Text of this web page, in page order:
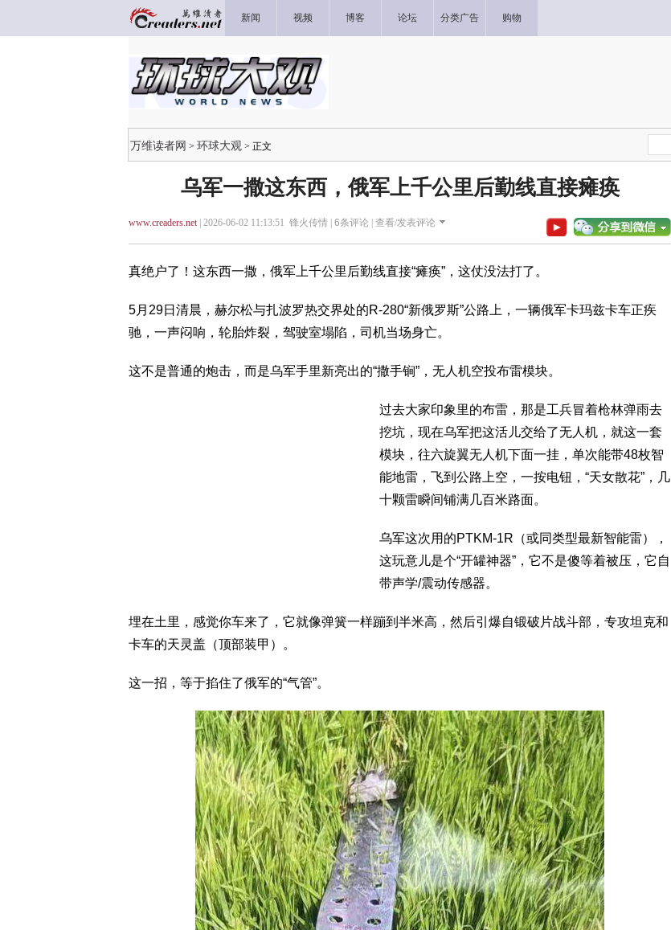
新闻 视频 博客 论坛 分类广告 购物
万维读者网 > 环球大观 > 正文
乌军一撒这东西，俄军上千公里后勤线直接瘫痪
www.creaders.net| 2026-06-02 11:13:51 锋火传情 | 6条评论 | 查看/发表评论
真绝户了！这东西一撒，俄军上千公里后勤线直接“瘫痪”，这仗没法打了。
5月29日清晨，赫尔松与扎波罗热交界处的R-280“新俄罗斯”公路上，一辆俄军卡玛兹卡车正疾
驰，一声闷响，轮胎炸裂，驾驶室塌陷，司机当场身亡。
这不是普通的炮击，而是乌军手里新亮出的“撒手锏”，无人机空投布雷模块。
过去大家印象里的布雷，那是工兵冒着枪林弹雨去
挖坑，现在乌军把这活儿交给了无人机，就这一套
模块，往六旋翼无人机下面一挂，单次能带48枚智
能地雷，飞到公路上空，一按电钮，“天女散花”，几
十颗雷瞬间铺满几百米路面。
乌军这次用的PTKM-1R（或同类型最新智能雷），
这玩意儿是个“开罐神器”，它不是傻等着被压，它自
带声学/震动传感器。
埋在土里，感觉你车来了，它就像弹簧一样蹦到半米高，然后引爆自锻破片战斗部，专攻坦克和
卡车的天灵盖（顶部装甲）。
这一招，等于掐住了俄军的“气管”。